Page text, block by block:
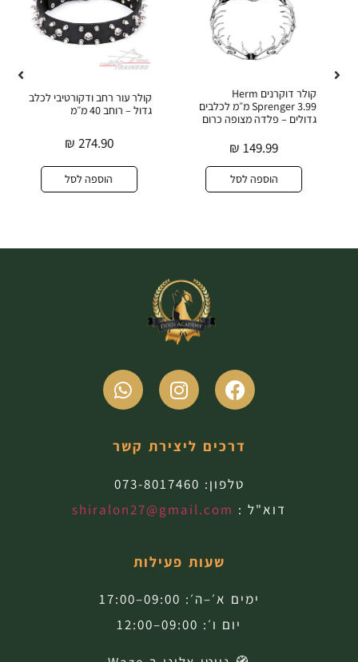
קולר דוקרנים Herm
Sprenger 3.99 מ״מ לכלבים
גדולים – פלדה מצופה כרום
149.99
₪
הוספה לסל
קולר עור רחב ודקורטיבי לכלב
גדול – רוחב 40 מ״מ
274.90
₪
הוספה לסל
דרכים ליצירת קשר
טלפון: 073-8017460
דוא"ל : shiralon27@gmail.com
שעות פעילות
ימים א׳–ה׳: 09:00–17:00
יום ו׳: 09:00–12:00